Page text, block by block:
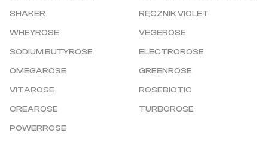
SHAKER
RĘCZNIK VIOLET
WHEYROSE
VEGEROSE
SODIUM BUTYROSE
ELECTROROSE
OMEGAROSE
GREENROSE
VITAROSE
ROSEBIOTIC
CREAROSE
TURBOROSE
POWERROSE